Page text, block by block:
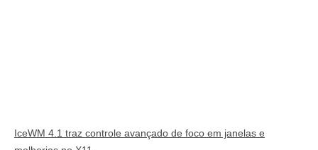
IceWM 4.1 traz controle avançado de foco em janelas e